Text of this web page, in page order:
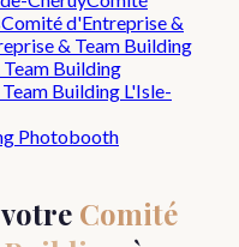
Comité d'Entreprise &
& Team Building
Building
Building L'Isle-
Photobooth
Comité